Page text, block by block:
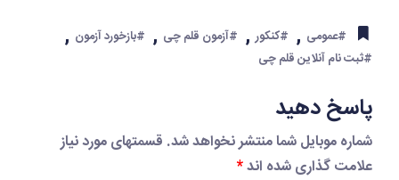
#عمومی , #کنکور , #آزمون قلم چی , #بازخورد آزمون ,
#ثبت نام آنلاین قلم چی
پاسخ دهید
شماره موبایل شما منتشر نخواهد شد. قسمتهای مورد نیاز
علامت گذاری شده اند*